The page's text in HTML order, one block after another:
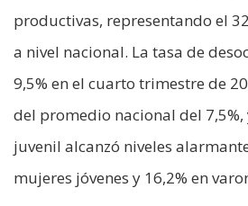
productivas, representando el
a nivel nacional. La tasa de
9,5% en el cuarto trimestre de
del promedio nacional del 7,5%,
juvenil alcanzó niveles
mujeres jóvenes y 16,2% en